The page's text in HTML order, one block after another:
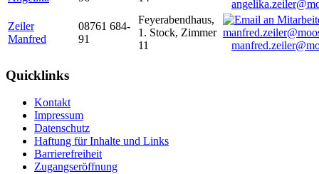
Zeiler
Manfred
08761 684-
91
Feyerabendhaus,
1. Stock, Zimmer
11
Quicklinks
Kontakt
Impressum
Datenschutz
Haftung für Inhalte und Links
Barrierefreiheit
Zugangseröffnung